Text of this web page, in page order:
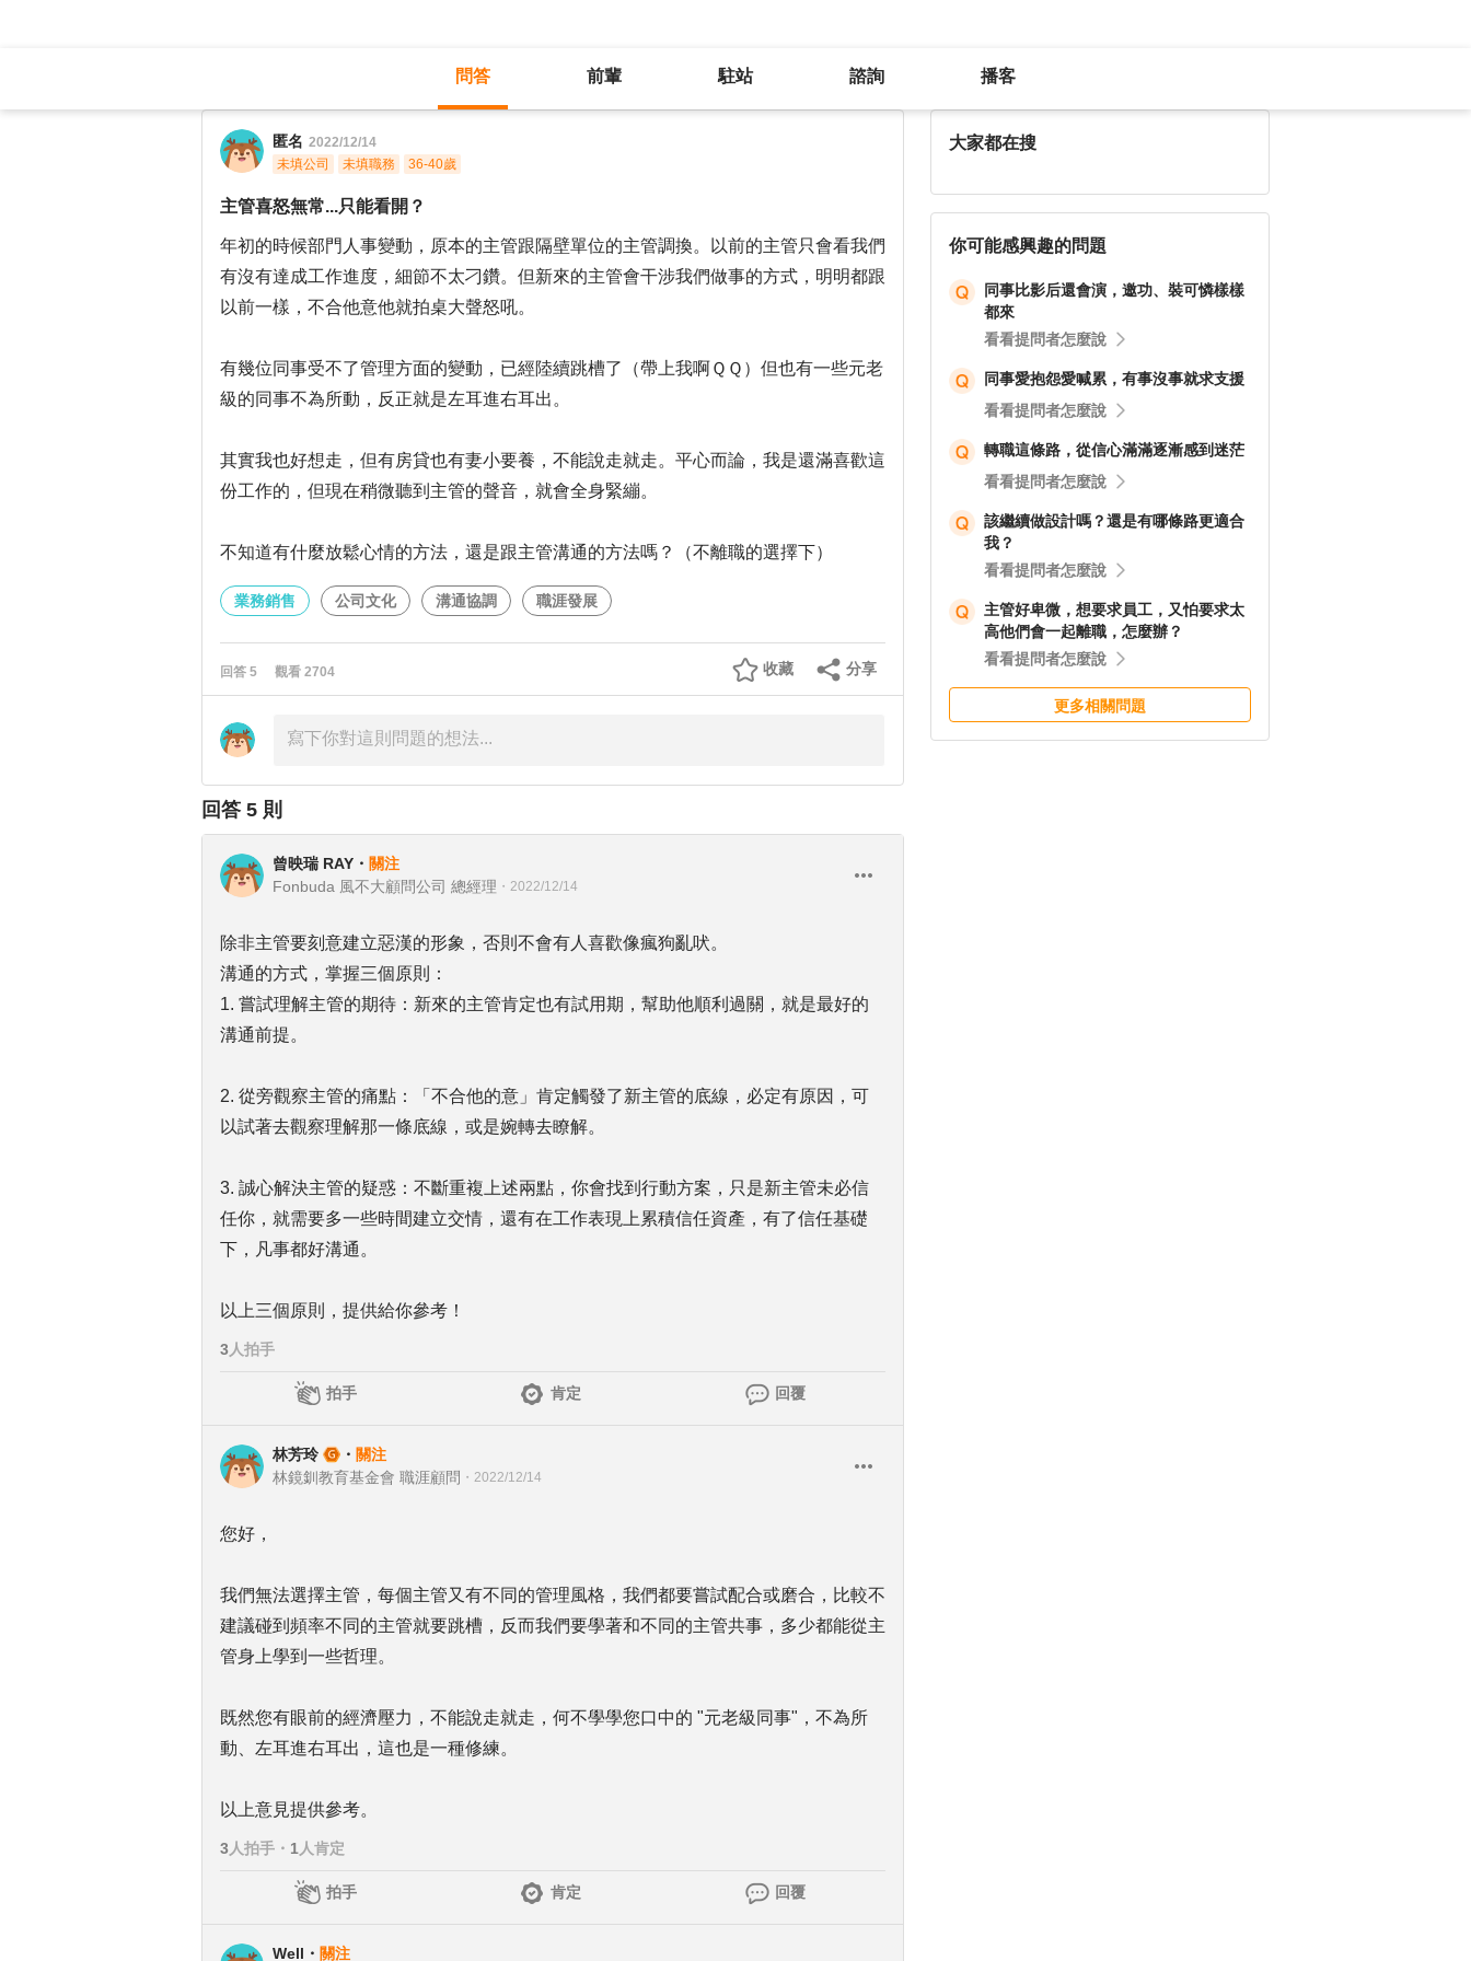
問答 前輩 駐站 諮詢 播客
匿名 2022/12/14
未填公司
未填職務 36-40歲
主管喜怒無常...只能看開？
年初的時候部門人事變動，原本的主管跟隔壁單位的主管調換。以前的主管只會看我們
有沒有達成工作進度，細節不太刁鑽。但新來的主管會干涉我們做事的方式，明明都跟
以前一樣，不合他意他就拍桌大聲怒吼。
有幾位同事受不了管理方面的變動，已經陸續跳槽了（帶上我啊ＱＱ）但也有一些元老
級的同事不為所動，反正就是左耳進右耳出。
其實我也好想走，但有房貸也有妻小要養，不能說走就走。平心而論，我是還滿喜歡這
份工作的，但現在稍微聽到主管的聲音，就會全身緊繃。
不知道有什麼放鬆心情的方法，還是跟主管溝通的方法嗎？（不離職的選擇下）
業務銷售 公司文化 溝通協調 職涯發展
回答 5 觀看 2704 分享
收藏
回答 5 則
曾映瑞 RAY ・ 關注
Fonbuda 風不大顧問公司 總經理 ・ 2022/12/14
除非主管要刻意建立惡漢的形象，否則不會有人喜歡像瘋狗亂吠。
溝通的方式，掌握三個原則：
1. 嘗試理解主管的期待：新來的主管肯定也有試用期，幫助他順利過關，就是最好的
溝通前提。
2. 從旁觀察主管的痛點：「不合他的意」肯定觸發了新主管的底線，必定有原因，可
以試著去觀察理解那一條底線，或是婉轉去瞭解。
3. 誠心解決主管的疑惑：不斷重複上述兩點，你會找到行動方案，只是新主管未必信
任你，就需要多一些時間建立交情，還有在工作表現上累積信任資產，有了信任基礎
下，凡事都好溝通。
以上三個原則，提供給你參考！
3人拍手
拍手 肯定 回覆
林芳玲 ・ 關注
林鏡釧教育基金會 職涯顧問 ・ 2022/12/14
您好，
我們無法選擇主管，每個主管又有不同的管理風格，我們都要嘗試配合或磨合，比較不
建議碰到頻率不同的主管就要跳槽，反而我們要學著和不同的主管共事，多少都能從主
管身上學到一些哲理。
既然您有眼前的經濟壓力，不能說走就走，何不學學您口中的 "元老級同事"，不為所
動、左耳進右耳出，這也是一種修練。
以上意見提供參考。
3人拍手 ・ 1 人肯定
拍手 肯定 回覆
Well ・ 關注
大家都在搜
你可能感興趣的問題
同事比影后還會演，邀功、裝可憐樣樣
都來
看看提問者怎麼說
同事愛抱怨愛喊累，有事沒事就求支援
看看提問者怎麼說
轉職這條路，從信心滿滿逐漸感到迷茫
看看提問者怎麼說
該繼續做設計嗎？還是有哪條路更適合
我？
看看提問者怎麼說
主管好卑微，想要求員工，又怕要求太
高他們會一起離職，怎麼辦？
看看提問者怎麼說
更多相關問題